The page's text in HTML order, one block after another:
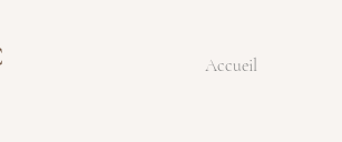
Accueil